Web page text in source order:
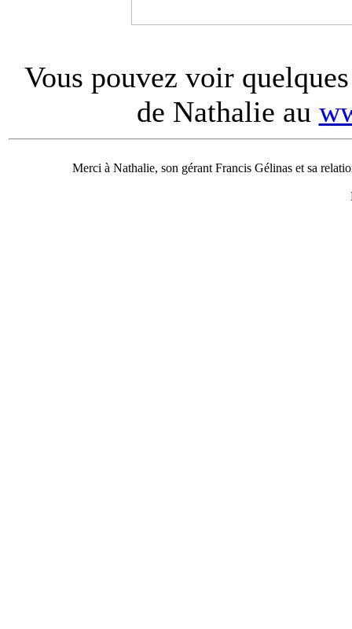
Vous pouvez voir
de Nathalie au
Merci à Nathalie, son gérant Francis Gélinas et sa